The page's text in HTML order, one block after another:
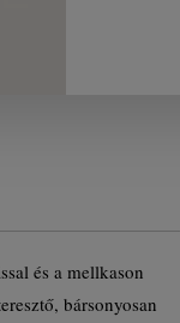
és a mellkason
bársonyosan